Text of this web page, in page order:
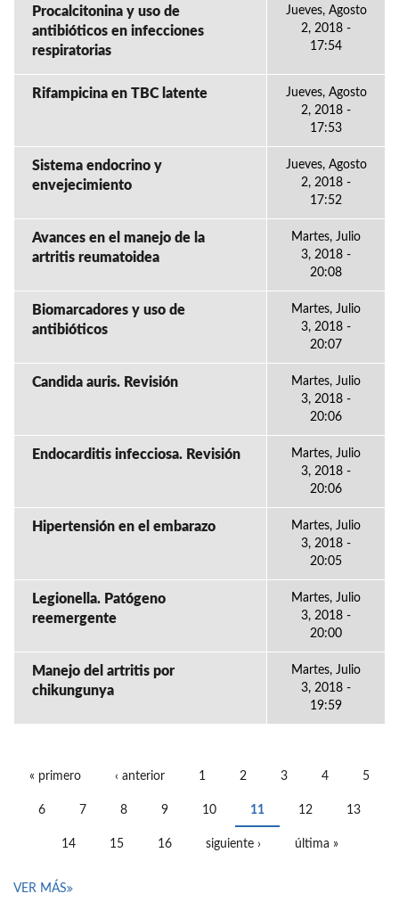
Procalcitonina y uso de
antibióticos en infecciones
respiratorias
Jueves, Agosto
2, 2018 -
17:54
Rifampicina en TBC latente
Jueves, Agosto
2, 2018 -
17:53
Sistema endocrino y
envejecimiento
Jueves, Agosto
2, 2018 -
17:52
Avances en el manejo de la
artritis reumatoidea
Martes, Julio
3, 2018 -
20:08
Biomarcadores y uso de
antibióticos
Martes, Julio
3, 2018 -
20:07
Candida auris. Revisión
Martes, Julio
3, 2018 -
20:06
Endocarditis infecciosa. Revisión
Martes, Julio
3, 2018 -
20:06
Hipertensión en el embarazo
Martes, Julio
3, 2018 -
20:05
Legionella. Patógeno
reemergente
Martes, Julio
3, 2018 -
20:00
Manejo del artritis por
chikungunya
Martes, Julio
3, 2018 -
19:59
« primero ‹ anterior 1 2 3 4 5
6 7 8 9 10 11 12 13
14 15 16 siguiente › última »
VER MÁS